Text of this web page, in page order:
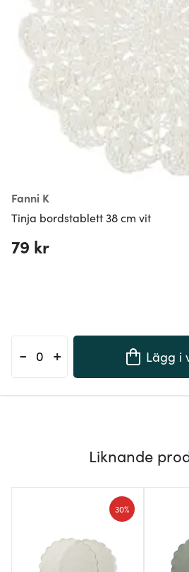
Fanni K
Tinja bordstablett 38 cm vit
79 kr
- + Lägg i
Liknande
30%